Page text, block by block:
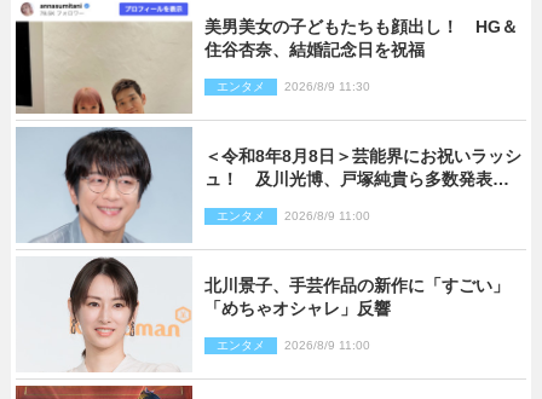
美男美女の子どもたちも顔出し！ HG＆
住谷杏奈、結婚記念日を祝福
エンタメ 2026/8/9 11:30
＜令和8年8月8日＞芸能界にお祝いラッシ
ュ！ 及川光博、戸塚純貴ら多数発表結
エンタメ 2026/8/9 11:00
北川景子、手芸作品の新作に「すごい」
「めちゃオシャレ」反響
エンタメ 2026/8/9 11:00